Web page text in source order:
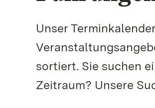
Unser
sortiert. Sie suchen
Zeitraum? Unsere